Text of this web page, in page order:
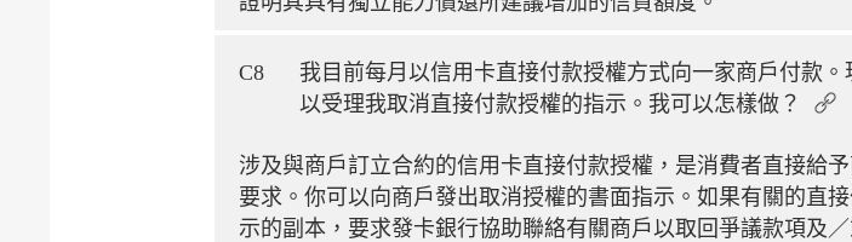
C8
我目前每月以信用卡直接付款授權方式向一家商戶付款
以受理我取消直接付款授權的指示。我可以怎樣做？
涉及與商戶訂立合約的信用卡直接付款授權，是消費者直接給
要求。你可以向商戶發出取消授權的書面指示。如果有關的直
示的副本，要求發卡銀行協助聯絡有關商戶以取回爭議款項及